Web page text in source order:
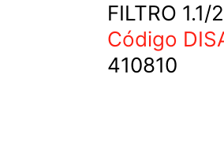
FILTRO 1.1/
Código
410810